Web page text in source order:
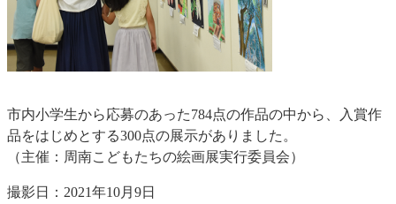
市内小学生から応募のあった784点の作品の中から、入賞作
品をはじめとする300点の展示がありました。
（主催：周南こどもたちの絵画展実行委員会）
撮影日：2021年10月9日